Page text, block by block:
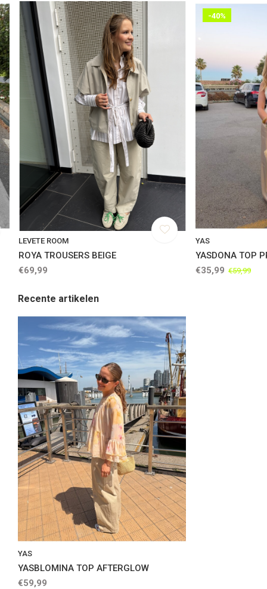
LEVETE ROOM
ROYA TROUSERS BEIGE
€69,99
-40%
YAS
YASDONA TOP
€35,99 €59,99
Recente artikelen
YAS
YASBLOMINA TOP AFTERGLOW
€59,99